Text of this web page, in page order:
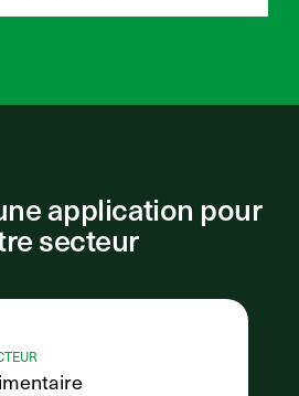
application pour
secteur